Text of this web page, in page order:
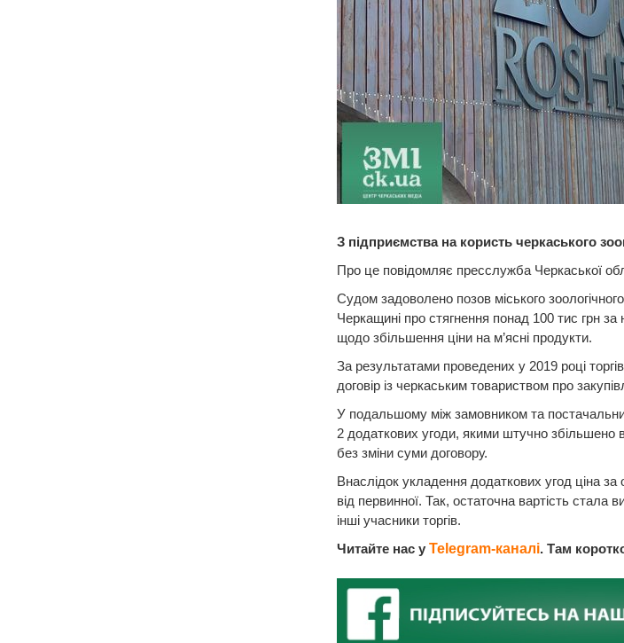
З підприємства на користь черкаського
Про це повідомляє пресслужба Черкаської
Судом задоволено позов міського
Черкащині про стягнення понад 100 тис грн
щодо збільшення ціни на м’ясні продукти.
За результатами проведених у 2019 році
договір із черкаським товариством про
У подальшому між замовником та
2 додаткових угоди, якими штучно збільшено
без зміни суми договору.
Внаслідок укладення додаткових угод ціна
від первинної. Так, остаточна вартість стала
інші учасники торгів.
Читайте нас у Telegram-каналі. Там